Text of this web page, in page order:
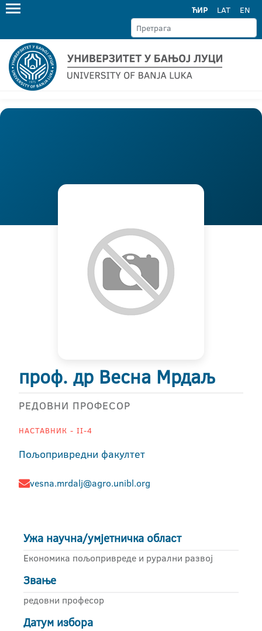
ЋИР LAT EN
проф. др Весна Мрдаљ
РЕДОВНИ ПРОФЕСОР
НАСТАВНИК - II-4
Пољопривредни факултет
vesna.mrdalj@agro.unibl.org
Ужа научна/умјетничка област
Економика пољопривреде и рурални развој
Звање
редовни професор
Датум избора